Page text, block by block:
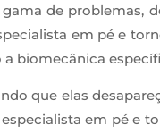
de
em pé e
biomecânica
que elas
em pé e